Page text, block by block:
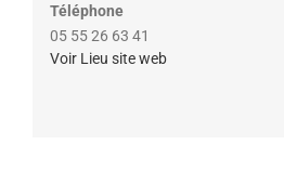
Téléphone
05 55 26 63 41
Voir Lieu site web